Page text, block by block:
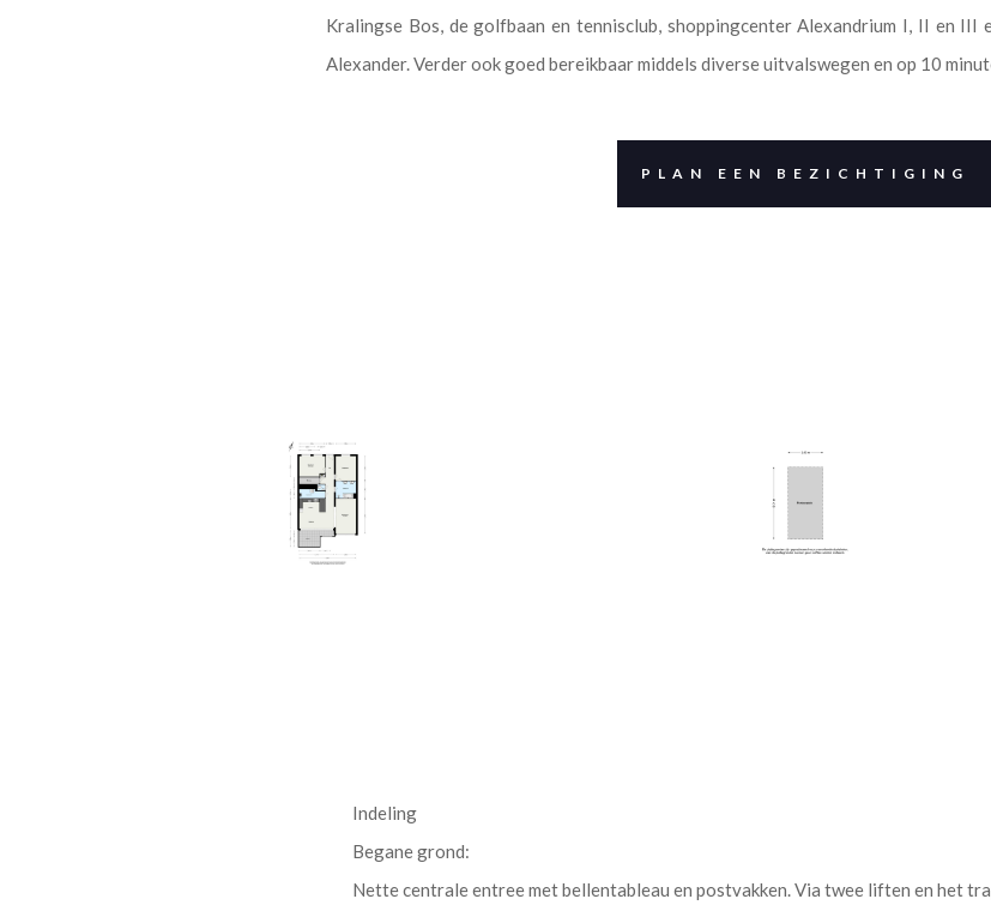
Kralingse Bos, de golfbaan en tennisclub, shoppingcenter Alexandrium I, II en III
Alexander. Verder ook goed bereikbaar middels diverse uitvalswegen en op 10
PLAN EEN BEZICHTIGING
Indeling
Begane grond:
Nette centrale entree met bellentableau en postvakken. Via twee liften en het